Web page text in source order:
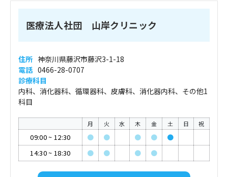
医療法人社団 山岸クリニック
住所 神奈川県藤沢市藤沢3-1-18
電話 0466-28-0707
診療科目
内科、消化器科、循環器科、皮膚科、消化器内科、その他1
科目
月 火 水 木 金 土 日 祝
09:00~ 12:30 ● ● ● ●
●
14:30~ 18:30 ● ● ● ●